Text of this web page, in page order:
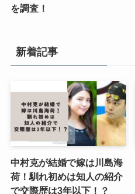
を調査！
新着記事
中村克が結婚で嫁は川島海
荷！馴れ初めは知人の紹介
で交際歴は3年以下！？